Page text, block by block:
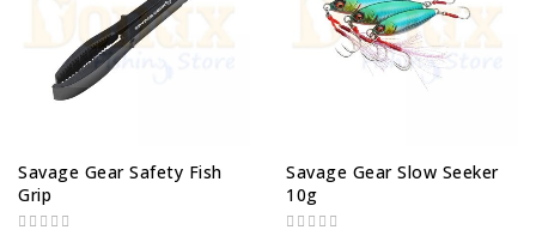
Savage Gear Safety Fish
Grip
Savage Gear Slow Seeker
10g